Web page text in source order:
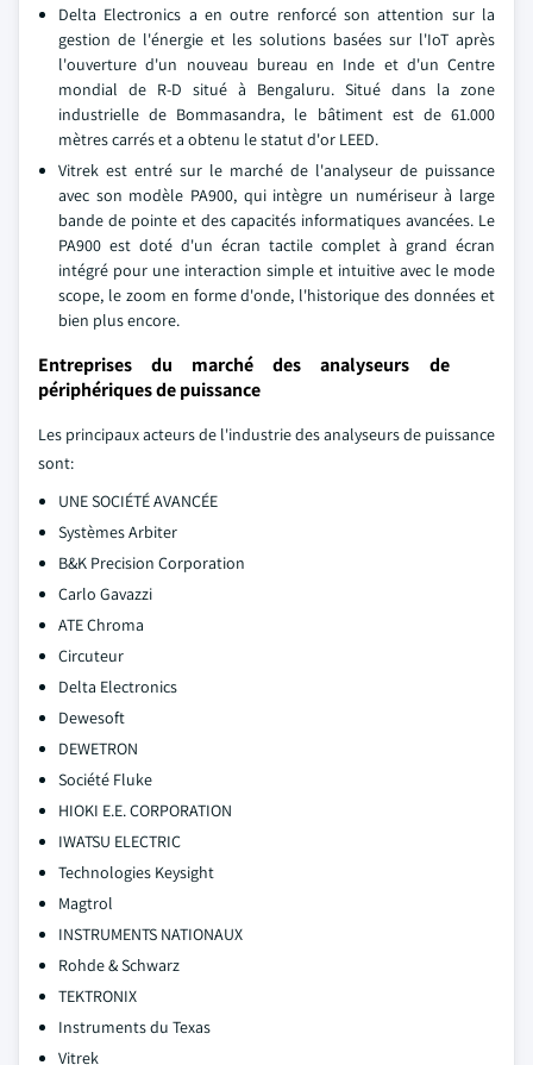
Delta Electronics a en outre renforcé son attention sur la
gestion de l'énergie et les solutions basées sur l'IoT après
l'ouverture d'un nouveau bureau en Inde et d'un Centre
mondial de R-D situé à Bengaluru. Situé dans la zone
industrielle de Bommasandra, le bâtiment est de 61.000
mètres carrés et a obtenu le statut d'or LEED.
Vitrek est entré sur le marché de l'analyseur de puissance
avec son modèle PA900, qui intègre un numériseur à large
bande de pointe et des capacités informatiques avancées. Le
PA900 est doté d'un écran tactile complet à grand écran
intégré pour une interaction simple et intuitive avec le mode
scope, le zoom en forme d'onde, l'historique des données et
bien plus encore.
Entreprises du marché des analyseurs de
périphériques de puissance
Les principaux acteurs de l'industrie des analyseurs de puissance
sont:
UNE SOCIÉTÉ AVANCÉE
Systèmes Arbiter
B&K Precision Corporation
Carlo Gavazzi
ATE Chroma
Circuteur
Delta Electronics
Dewesoft
DEWETRON
Société Fluke
HIOKI E.E. CORPORATION
IWATSU ELECTRIC
Technologies Keysight
Magtrol
INSTRUMENTS NATIONAUX
Rohde & Schwarz
TEKTRONIX
Instruments du Texas
Vitrek